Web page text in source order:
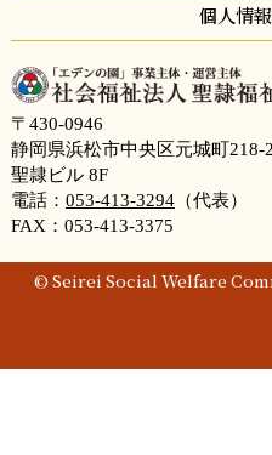
個人情
〒430-0946
静岡県浜松市中央区元城町218-
聖隷ビル 8F
電話： 053-413-3294（代表）
FAX：053-413-3375
© Seirei Social Welfare